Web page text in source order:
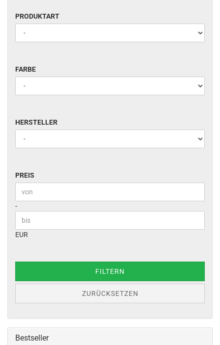
PRODUKTART
PRODUKTART
FARBE
FARBE
HERSTELLER
HERSTELLER
PREIS
PREIS
Preis bis
-
EUR
FILTERN
ZURÜCKSETZEN
Bestseller